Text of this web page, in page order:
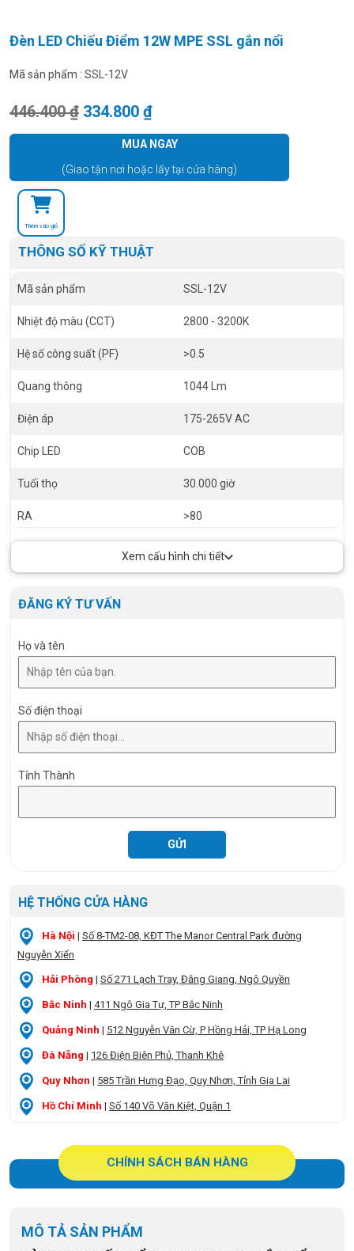
Đèn LED Chiếu Điểm 12W MPE SSL gắn nổi
Mã sản phẩm : SSL-12V
446.400₫ Giá gốc là: 446.400 ₫.
334.800 ₫Giá hiện tại là: 334.800 ₫.
MUA NGAY
(Giao tận nơi hoặc lấy tại cửa hàng)
Thêm vào giỏ
THÔNG SỐ KỸ THUẬT
Mã sản phẩm SSL-12V
Nhiệt độ màu (CCT) 2800 - 3200K
Hệ số công suất (PF) >0.5
Quang thông 1044 Lm
Điện áp 175-265V AC
Chip LED COB
Tuổi thọ 30.000 giờ
RA >80
Ø56.2 x 98 x 160mm
Xem cấu hình chi tiết
ĐĂNG KÝ TƯ VẤN
Họ và tên
Số điện thoại
Tỉnh Thành
HỆ THỐNG CỬA HÀNG
Hà Nội | Số 8-TM2-08, KĐT The Manor Central Park đường
Nguyễn Xiển
Hải Phòng | Số 271 Lạch Tray, Đằng Giang, Ngô Quyền
Bắc Ninh | 411 Ngô Gia Tự, TP Bắc Ninh
Quảng Ninh | 512 Nguyễn Văn Cừ, P Hồng Hải, TP Hạ Long
Đà Nẵng | 126 Điện Biên Phủ, Thanh Khê
Quy Nhơn | 585 Trần Hưng Đạo, Quy Nhơn, Tỉnh Gia Lai
Hồ Chí Minh | Số 140 Võ Văn Kiệt, Quận 1
CHÍNH SÁCH BÁN HÀNG
MÔ TẢ SẢN PHẨM